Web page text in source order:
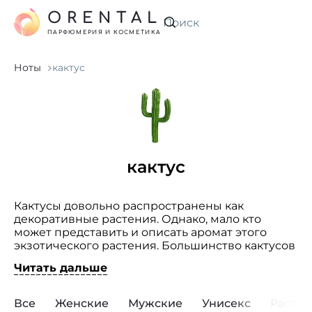
Искать
ORENTAL
ПАРФЮМЕРИЯ И КОСМЕТИКА
Ноты кактус
кактус
Кактусы довольно распространены как
декоративные растения. Однако, мало кто
может представить и описать аромат этого
экзотического растения. Большинство кактусов
виды с восхитительным ароматом. Достаточно
эфирного масла опунции или мексиканского
Читать дальше
Все Женские Мужские Унисекс